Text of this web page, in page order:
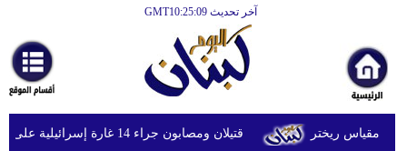
آخر تحديث GMT10:25:09
أخبارعاجلة
رياضة
ثقافة قتيلان ومصابون جراء 14 غارة إسرائيلية على شرق وجنوب لبنان